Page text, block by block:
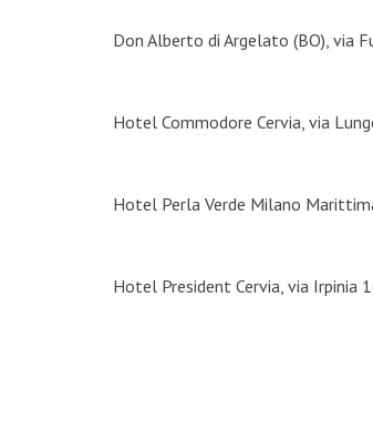
Don Alberto di Argelato (BO),
Hotel Commodore Cervia, via
Hotel Perla Verde Milano
Hotel President Cervia, via Irpinia